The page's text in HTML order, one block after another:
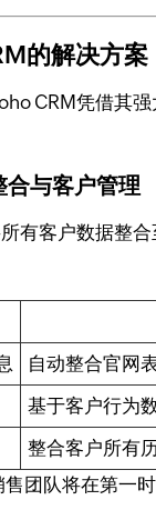
的解决方
CRM凭借其
合与客户管理
有客户数据整
自动整合官网
基于客户行为
整合客户所有
团队将在第一